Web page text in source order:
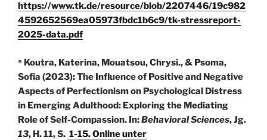
https://www.tk.de/resource/blob/2207446/19c982
4592652569ea05973fbdc1b6c9/tk-stressreport-
2025-data.pdf
⁵ Koutra, Katerina, Mouatsou, Chrysi., & Psoma,
Sofia (2023): The Influence of Positive and Negative
Aspects of Perfectionism on Psychological Distress
in Emerging Adulthood: Exploring the Mediating
Role of Self-Compassion. In:Behavioral Sciences, Jg.
13, H. 11, S. 1-15. Online unter